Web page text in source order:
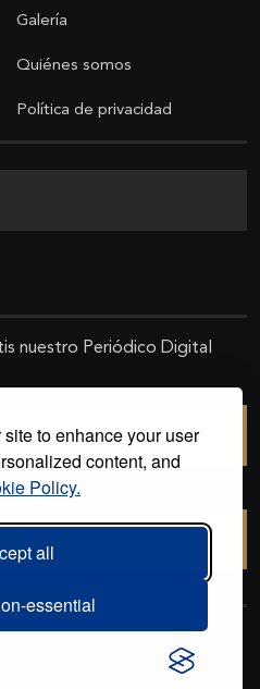
to enhance your user
content, and
Policy.
all
essential
Galería
Quiénes somos
Política de privacidad
nuestro Periódico Digital
por
.